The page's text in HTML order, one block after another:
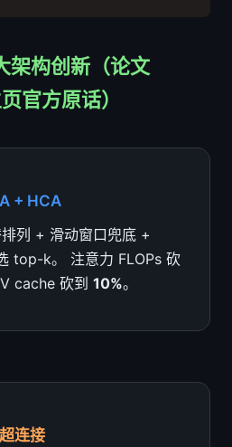
架构创新（论文
官方原话）
+ HCA
列 + 滑动窗口兜底 +
top-k。 注意力 FLOPs 砍
cache 砍到 10%。
连接